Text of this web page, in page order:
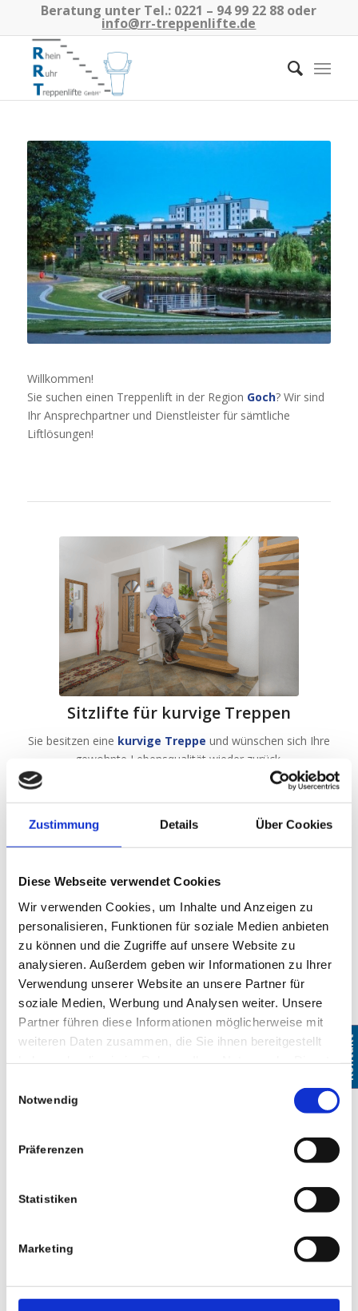
Zustimmung Details Über Cookies
Diese Webseite verwendet Cookies
Wir verwenden Cookies, um Inhalte und Anzeigen zu
personalisieren, Funktionen für soziale Medien anbieten
zu können und die Zugriffe auf unsere Website zu
analysieren. Außerdem geben wir Informationen zu Ihrer
Verwendung unserer Website an unsere Partner für
soziale Medien, Werbung und Analysen weiter. Unsere
Partner führen diese Informationen möglicherweise mit
weiteren Daten zusammen, die Sie ihnen bereitgestellt
Notwendig
Präferenzen
Statistiken
Marketing
Beratung unter Tel.: 0221 – 94 99 22 88 oder
info@rr-treppenlifte.de
Willkommen!
Sie suchen einen Treppenlift in der Region Goch? Wir sind
Ihr Ansprechpartner und Dienstleister für sämtliche
Liftlösungen!
Sitzlifte für kurvige Treppen
Sie besitzen eine kurvige Treppe und wünschen sich Ihre
gewohnte Lebensqualität wieder zurück.
Sitzlifte für gerade Treppen
Entdecken Sie hier diverse Einbaubeispiele für Ihre gerade
Treppe.
Sie möchten mit dem
eine Treppe überwinden –
Liftmodellen an.
Kontakt
Kontakt